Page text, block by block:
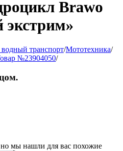
Brawo
экстрим»
транспорт/Мототехника/
№23904050/
но мы нашли для вас похожие